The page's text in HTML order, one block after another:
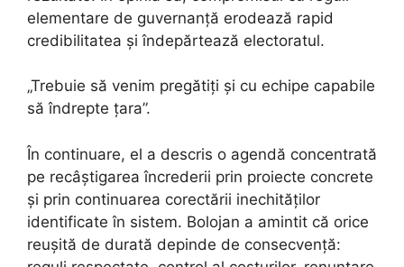
elementare de guvernanță erodează rapid
credibilitatea și îndepărtează electoratul.
„Trebuie să venim pregătiți și cu echipe capabile
să îndrepte țara”.
În continuare, el a descris o agendă concentrată
pe recâștigarea încrederii prin proiecte concrete
și prin continuarea corectării inechităților
identificate în sistem. Bolojan a amintit că orice
reușită de durată depinde de consecvență: